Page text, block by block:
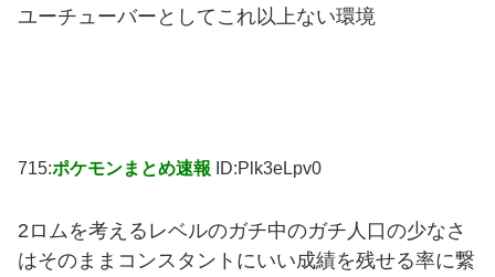
ユーチューバーとしてこれ以上ない環境
715:ポケモンまとめ速報 ID:Plk3eLpv0
2ロムを考えるレベルのガチ中のガチ人口の少なさ
はそのままコンスタントにいい成績を残せる率に繋